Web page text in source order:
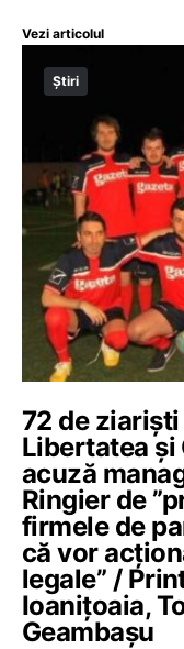
Vezi articolul
Știri
72 de
Libertatea
acuză
Ringier de
firmele de
că vor
legale” /
Ioanițoaia,
Geambașu